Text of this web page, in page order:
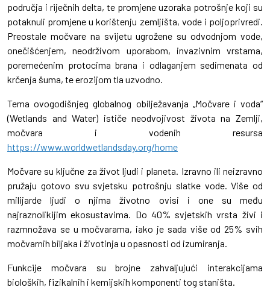
područja i riječnih delta, te promjene uzoraka potrošnje koji su
potaknuli promjene u korištenju zemljišta, vode i poljoprivredi.
Preostale močvare na svijetu ugrožene su odvodnjom vode,
onečišćenjem, neodrživom uporabom, invazivnim vrstama,
poremećenim protocima brana i odlaganjem sedimenata od
krčenja šuma, te erozijom tla uzvodno.
Tema ovogodišnjeg globalnog obilježavanja „Močvare i voda“
(Wetlands and Water) ističe neodvojivost života na Zemlji,
močvara i vodenih resursa
https://www.worldwetlandsday.org/home
Močvare su ključne za život ljudi i planeta. Izravno ili neizravno
pružaju gotovo svu svjetsku potrošnju slatke vode. Više od
milijarde ljudi o njima životno ovisi i one su među
najraznolikijim ekosustavima. Do 40% svjetskih vrsta živi i
razmnožava se u močvarama, iako je sada više od 25% svih
močvarnih biljaka i životinja u opasnosti od izumiranja.
Funkcije močvara su brojne zahvaljujući interakcijama
bioloških, fizikalnih i kemijskih komponenti tog staništa.